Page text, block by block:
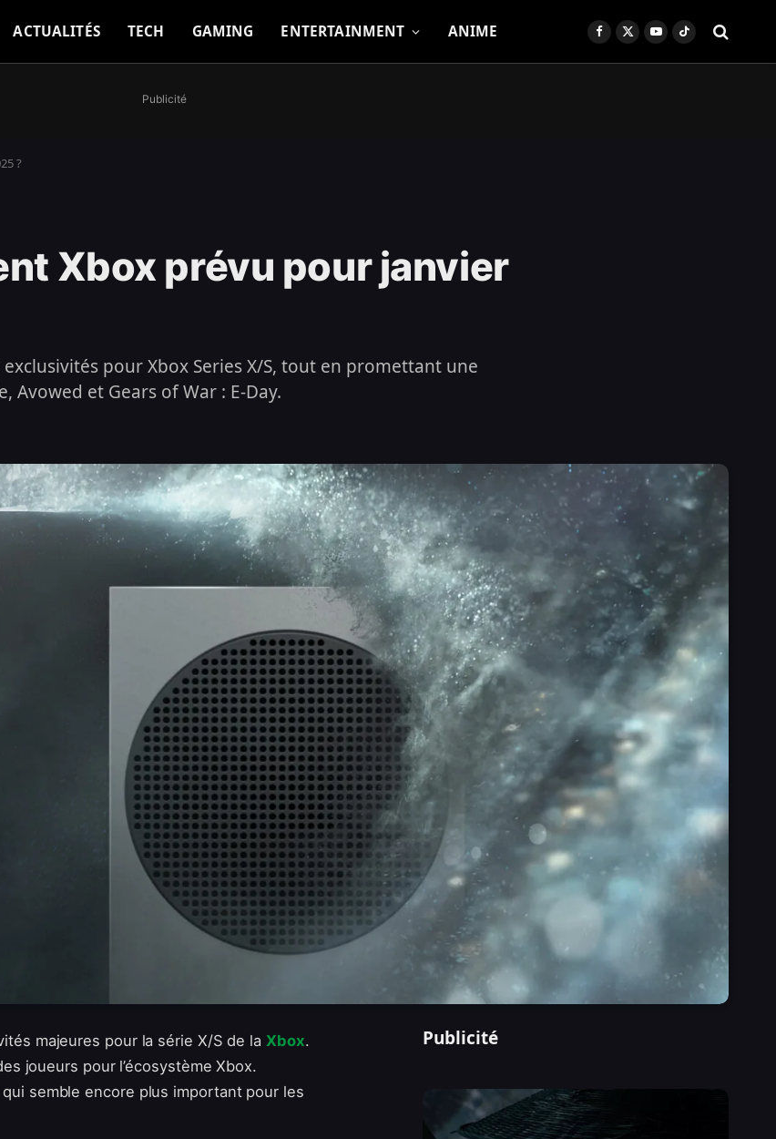
ACTUALITÉS TECH GAMING ENTERTAINMENT ANIME Facebook
X
YouTubeTikTok
Publicité
?
Xbox prévu pour janvier
pour Xbox Series X/S, tout en promettant une
Avowed et Gears of War : E-Day.
majeures pour la série X/S de la Xbox.
joueurs pour l’écosystème Xbox.
semble encore plus important pour les
Publicité